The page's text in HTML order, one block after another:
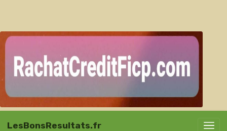
LesBonsResultats.fr